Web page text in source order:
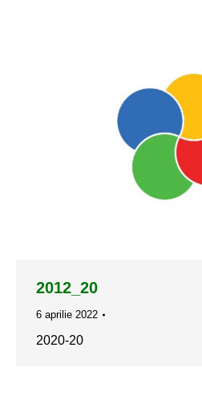
2012_20
6 aprilie 2022
2020-20